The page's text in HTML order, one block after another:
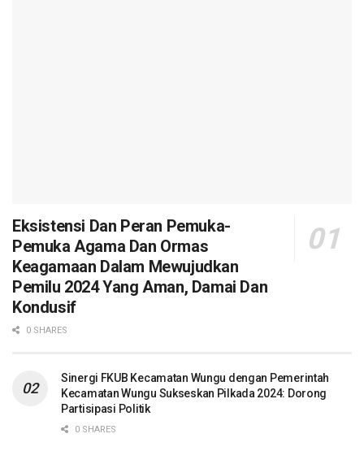
Eksistensi Dan Peran Pemuka-
Pemuka Agama Dan Ormas
Keagamaan Dalam Mewujudkan
Pemilu 2024 Yang Aman, Damai Dan
Kondusif
0 SHARES
Sinergi FKUB Kecamatan Wungu dengan Pemerintah
Kecamatan Wungu Sukseskan Pilkada 2024: Dorong
Partisipasi Politik
0 SHARES